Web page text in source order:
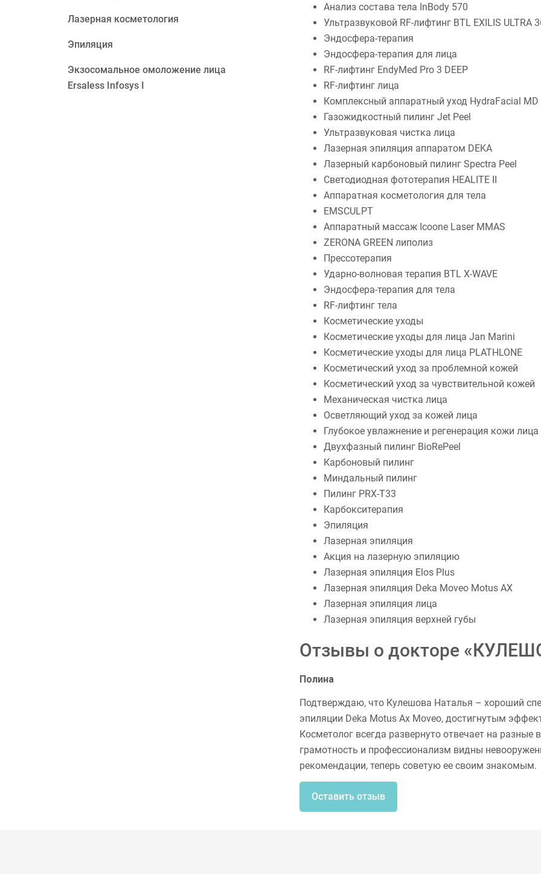
Анализ состава тела InBody 570
Ультразвуковой RF-лифтинг BTL EXILIS ULTRA
Эндосфера-терапия
Эндосфера-терапия для лица
RF-лифтинг EndyMed Pro 3 DEEP
RF-лифтинг лица
Комплексный аппаратный уход HydraFacial MD
Газожидкостный пилинг Jet Peel
Ультразвуковая чистка лица
Лазерная эпиляция аппаратом DEKA
Лазерный карбоновый пилинг Spectra Peel
Светодиодная фототерапия HEALITE II
Аппаратная косметология для тела
EMSCULPT
Аппаратный массаж Icoone Laser MMAS
ZERONA GREEN липолиз
Прессотерапия
Ударно-волновая терапия BTL X-WAVE
Эндосфера-терапия для тела
RF-лифтинг тела
Косметические уходы
Косметические уходы для лица Jan Marini
Косметические уходы для лица PLATHLONE
Косметический уход за проблемной кожей
Косметический уход за чувствительной кожей
Механическая чистка лица
Осветляющий уход за кожей лица
Глубокое увлажнение и регенерация кожи лица
Двухфазный пилинг BioRePeel
Карбоновый пилинг
Миндальный пилинг
Пилинг PRX-T33
Карбокситерапия
Эпиляция
Лазерная эпиляция
Акция на лазерную эпиляцию
Лазерная эпиляция Elos Plus
Лазерная эпиляция Deka Moveo Motus AX
Лазерная эпиляция лица
Лазерная эпиляция верхней губы
Отзывы о докторе
Полина
Подтверждаю, что Кулешова Наталья – хороший
эпиляции Deka Motus Ax Moveo, достигнутым
Косметолог всегда развернуто отвечает на разные
грамотность и профессионализм видны
рекомендации, теперь советую ее своим знакомым.
Оставить отзыв
Лазерная косметология
Эпиляция
Экзосомальное омоложение лица
Ersaless Infosys I